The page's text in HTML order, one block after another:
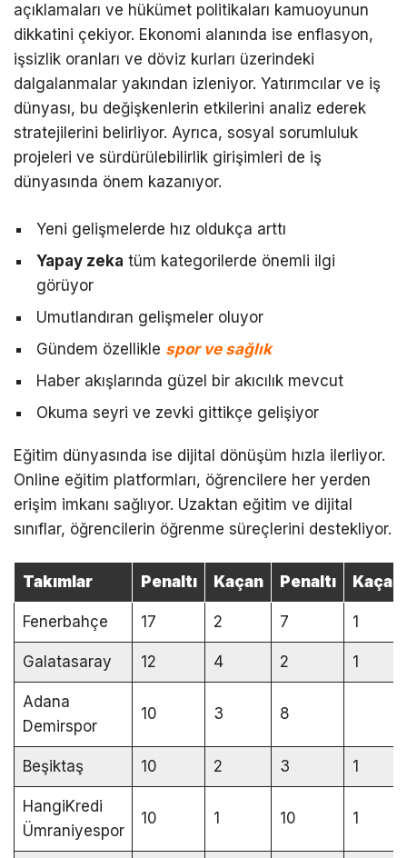
açıklamaları ve hükümet politikaları kamuoyunun
dikkatini çekiyor. Ekonomi alanında ise enflasyon,
işsizlik oranları ve döviz kurları üzerindeki
dalgalanmalar yakından izleniyor. Yatırımcılar ve iş
dünyası, bu değişkenlerin etkilerini analiz ederek
stratejilerini belirliyor. Ayrıca, sosyal sorumluluk
projeleri ve sürdürülebilirlik girişimleri de iş
dünyasında önem kazanıyor.
Yeni gelişmelerde hız oldukça arttı
Yapay zeka tüm kategorilerde önemli ilgi
görüyor
Umutlandıran gelişmeler oluyor
Gündem özellikle spor ve sağlık
Haber akışlarında güzel bir akıcılık mevcut
Okuma seyri ve zevki gittikçe gelişiyor
Eğitim dünyasında ise dijital dönüşüm hızla ilerliyor.
Online eğitim platformları, öğrencilere her yerden
erişim imkanı sağlıyor. Uzaktan eğitim ve dijital
sınıflar, öğrencilerin öğrenme süreçlerini destekliyor.
Takımlar Penaltı Kaçan Penaltı Kaçan
Fenerbahçe 17 2 7 1
Galatasaray 12 4 2 1
Adana
Demirspor
10 3 8
Beşiktaş 10 2 3 1
HangiKredi
Ümraniyespor
10 1 10 1